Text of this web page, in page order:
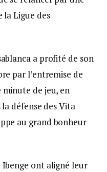
la Ligue des
a profité de son
par l’entremise de
minute de jeu, en
défense des Vita
au grand bonheur
Ibenge ont aligné leur